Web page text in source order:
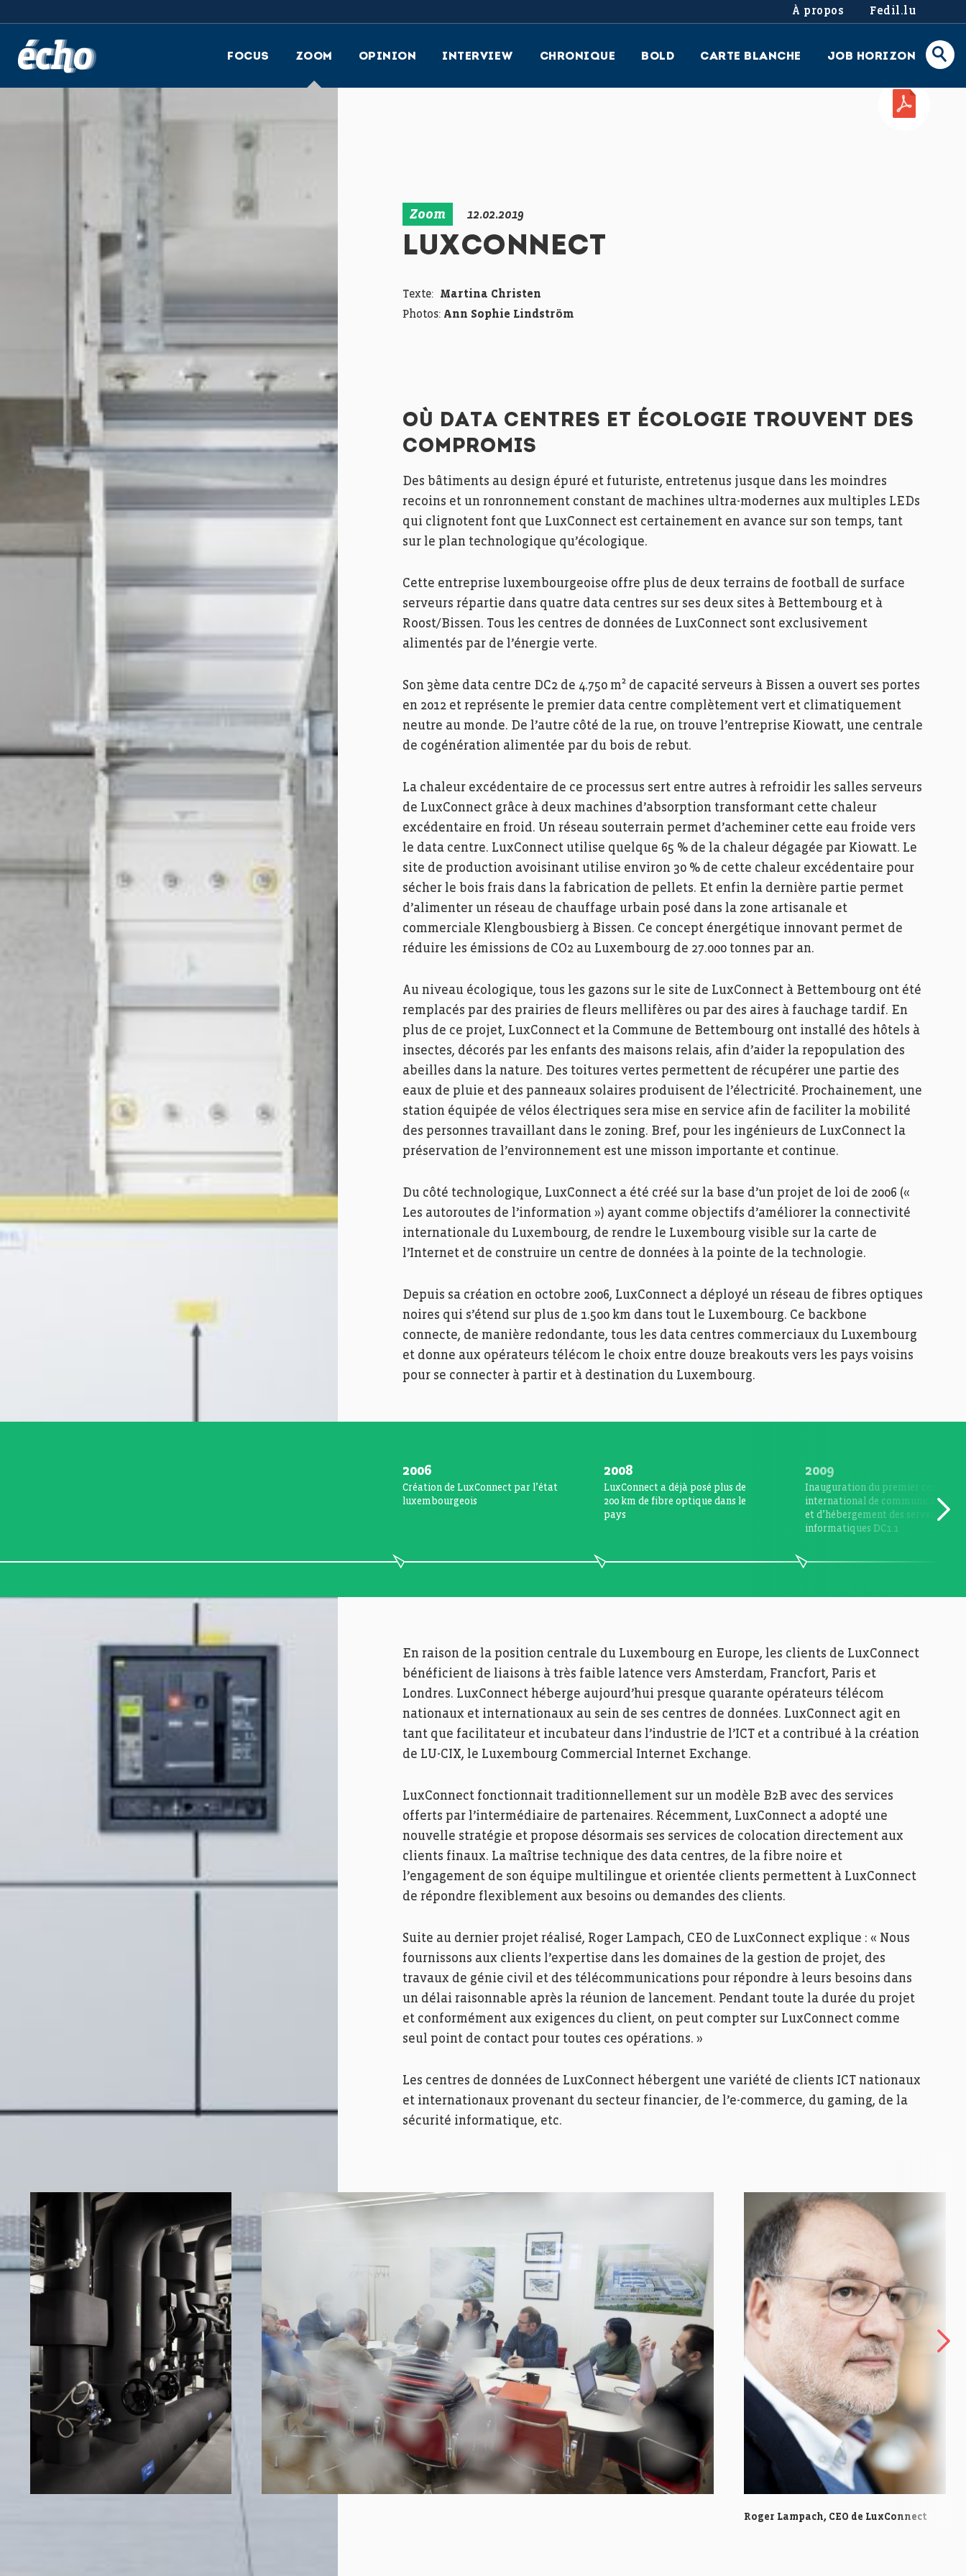
À propos Fedil.lu
FOCUS ZOOM OPINION INTERVIEW CHRONIQUE BOLD CARTE BLANCHE JOB HORIZON
PDF
Zoom 12.02.2019
LUXCONNECT
Texte:
Martina Christen
Photos: Ann Sophie Lindström
OÙ DATA CENTRES ET ÉCOLOGIE TROUVENT DES
COMPROMIS
Des bâtiments au design épuré et futuriste, entretenus jusque dans les moindres
recoins et un ronronnement constant de machines ultra-modernes aux multiples LEDs
qui clignotent font que LuxConnect est certainement en avance sur son temps, tant
sur le plan technologique qu’écologique.
Cette entreprise luxembourgeoise offre plus de deux terrains de football de surface
serveurs répartie dans quatre data centres sur ses deux sites à Bettembourg et à
Roost/Bissen. Tous les centres de données de LuxConnect sont exclusivement
alimentés par de l’énergie verte.
Son 3ème data centre DC2 de 4.750 m² de capacité serveurs à Bissen a ouvert ses portes
en 2012 et représente le premier data centre complètement vert et climatiquement
neutre au monde. De l’autre côté de la rue, on trouve l’entreprise Kiowatt, une centrale
de cogénération alimentée par du bois de rebut.
La chaleur excédentaire de ce processus sert entre autres à refroidir les salles serveurs
de LuxConnect grâce à deux machines d’absorption transformant cette chaleur
excédentaire en froid. Un réseau souterrain permet d’acheminer cette eau froide vers
le data centre. LuxConnect utilise quelque 65 % de la chaleur dégagée par Kiowatt. Le
site de production avoisinant utilise environ 30 % de cette chaleur excédentaire pour
sécher le bois frais dans la fabrication de pellets. Et enfin la dernière partie permet
d’alimenter un réseau de chauffage urbain posé dans la zone artisanale et
commerciale Klengbousbierg à Bissen. Ce concept énergétique innovant permet de
réduire les émissions de CO2 au Luxembourg de 27.000 tonnes par an.
Au niveau écologique, tous les gazons sur le site de LuxConnect à Bettembourg ont été
remplacés par des prairies de fleurs mellifères ou par des aires à fauchage tardif. En
plus de ce projet, LuxConnect et la Commune de Bettembourg ont installé des hôtels à
insectes, décorés par les enfants des maisons relais, afin d’aider la repopulation des
abeilles dans la nature. Des toitures vertes permettent de récupérer une partie des
eaux de pluie et des panneaux solaires produisent de l’électricité. Prochainement, une
station équipée de vélos électriques sera mise en service afin de faciliter la mobilité
des personnes travaillant dans le zoning. Bref, pour les ingénieurs de LuxConnect la
préservation de l’environnement est une misson importante et continue.
Du côté technologique, LuxConnect a été créé sur la base d’un projet de loi de 2006 («
Les autoroutes de l’information ») ayant comme objectifs d’améliorer la connectivité
internationale du Luxembourg, de rendre le Luxembourg visible sur la carte de
l’Internet et de construire un centre de données à la pointe de la technologie.
Depuis sa création en octobre 2006, LuxConnect a déployé un réseau de fibres optiques
noires qui s’étend sur plus de 1.500 km dans tout le Luxembourg. Ce backbone
connecte, de manière redondante, tous les data centres commerciaux du Luxembourg
et donne aux opérateurs télécom le choix entre douze breakouts vers les pays voisins
pour se connecter à partir et à destination du Luxembourg.
2006
Création de LuxConnect par l’état
luxembourgeois
2008
LuxConnect a déjà posé plus de
200 km de fibre optique dans le
pays
2009
Inauguration du premier centre
international de communication
et d’hébergement des serveurs
informatiques DC1.1
En raison de la position centrale du Luxembourg en Europe, les clients de LuxConnect
bénéficient de liaisons à très faible latence vers Amsterdam, Francfort, Paris et
Londres. LuxConnect héberge aujourd’hui presque quarante opérateurs télécom
nationaux et internationaux au sein de ses centres de données. LuxConnect agit en
tant que facilitateur et incubateur dans l’industrie de l’ICT et a contribué à la création
de LU-CIX, le Luxembourg Commercial Internet Exchange.
LuxConnect fonctionnait traditionnellement sur un modèle B2B avec des services
offerts par l’intermédiaire de partenaires. Récemment, LuxConnect a adopté une
nouvelle stratégie et propose désormais ses services de colocation directement aux
clients finaux. La maîtrise technique des data centres, de la fibre noire et
l’engagement de son équipe multilingue et orientée clients permettent à LuxConnect
de répondre flexiblement aux besoins ou demandes des clients.
Suite au dernier projet réalisé, Roger Lampach, CEO de LuxConnect explique : « Nous
fournissons aux clients l’expertise dans les domaines de la gestion de projet, des
travaux de génie civil et des télécommunications pour répondre à leurs besoins dans
un délai raisonnable après la réunion de lancement. Pendant toute la durée du projet
et conformément aux exigences du client, on peut compter sur LuxConnect comme
seul point de contact pour toutes ces opérations. »
Les centres de données de LuxConnect hébergent une variété de clients ICT nationaux
et internationaux provenant du secteur financier, de l’e­-commerce, du gaming, de la
sécurité informatique, etc.
Roger Lampach, CEO de LuxConnect